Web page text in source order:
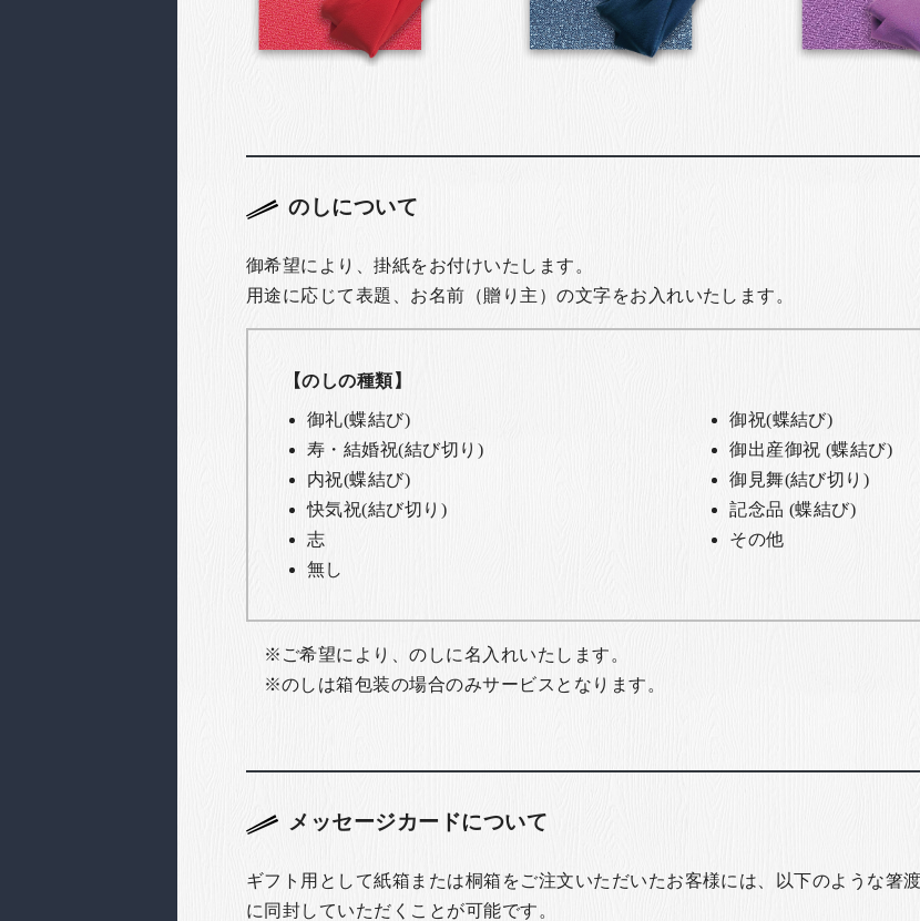
のしについて
御希望により、掛紙をお付けいたします。
用途に応じて表題、お名前（贈り主）の文字をお入れいたします。
【のしの種類】
御礼(蝶結び)
御祝(蝶結び)
寿・結婚祝(結び切り)
御出産御祝 (蝶結び)
内祝(蝶結び)
御見舞(結び切り)
快気祝(結び切り)
記念品 (蝶結び)
志
その他
無し
ご希望により、のしに名入れいたします。
のしは箱包装の場合のみサービスとなります。
メッセージカードについて
ギフト用として紙箱または桐箱をご注文いただいたお客様には、以下のような箸
に同封していただくことが可能です。